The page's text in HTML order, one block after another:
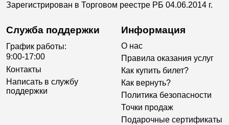
Зарегистрирован в Торговом реестре РБ 04.06.2014 г.
Служба поддержки
График работы:
9:00-17:00
Контакты
Написать в службу
поддержки
Информация
О нас
Правила оказания услуг
Как купить билет?
Как вернуть?
Политика безопасности
Точки продаж
Подарочные сертификаты